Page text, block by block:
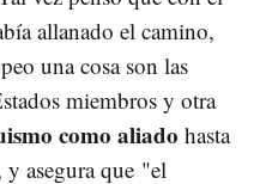
allanado el camino,
una cosa son las
miembros y otra
como aliado hasta
y asegura que "el